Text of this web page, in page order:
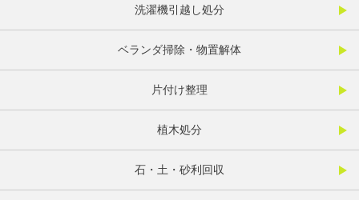
洗濯機引越し処分
ベランダ掃除・物置解体
片付け整理
植木処分
石・土・砂利回収